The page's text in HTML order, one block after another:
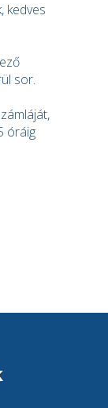
kedves
sor.
óráig